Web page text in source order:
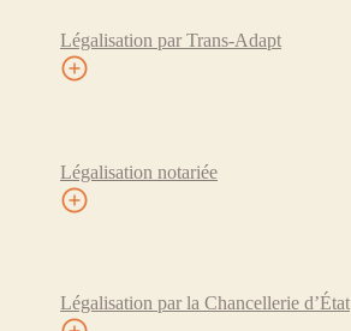
Légalisation par Trans-Adapt
Légalisation notariée
Légalisation par la Chancellerie d’État